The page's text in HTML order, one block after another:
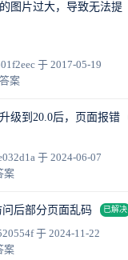
图片过大，导致无法提
于 2017-05-19
案
级到20.0后，页面报错
于 2024-06-07
案
后部分页面乱码 已解决
于 2024-11-22
案